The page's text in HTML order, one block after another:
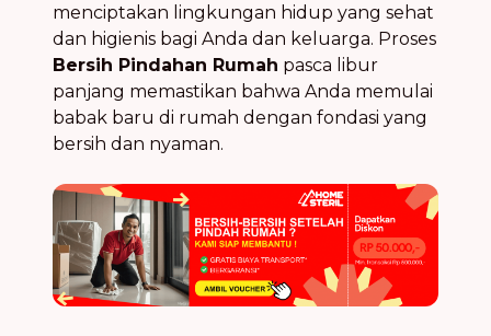
menciptakan lingkungan hidup yang sehat
dan higienis bagi Anda dan keluarga. Proses
Bersih Pindahan Rumah pasca libur
panjang memastikan bahwa Anda memulai
babak baru di rumah dengan fondasi yang
bersih dan nyaman.